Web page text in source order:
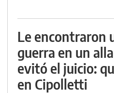
Le encontraron
guerra en un
evitó el juicio:
en Cipolletti